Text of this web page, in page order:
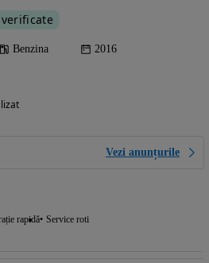
Benzina 2016
Vezi anunțurile
rapidă Service roti